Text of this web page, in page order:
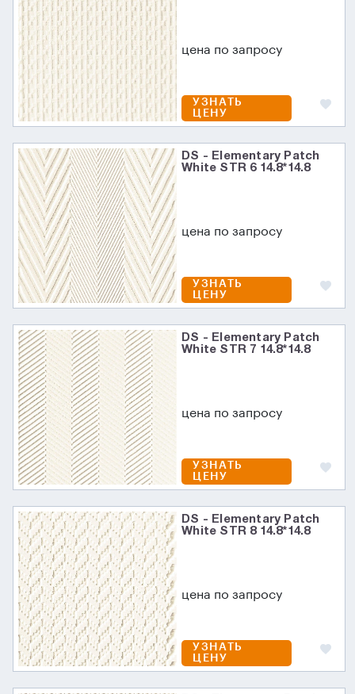
цена по запросу
УЗНАТЬ
ЦЕНУ
DS - Elementary Patch
White STR 6 14.8*14.8
цена по запросу
УЗНАТЬ
ЦЕНУ
DS - Elementary Patch
White STR 7 14.8*14.8
цена по запросу
УЗНАТЬ
ЦЕНУ
DS - Elementary Patch
White STR 8 14.8*14.8
цена по запросу
УЗНАТЬ
ЦЕНУ